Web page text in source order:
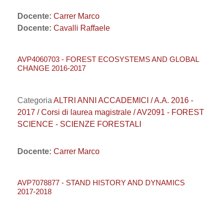
Docente: Carrer Marco
Docente: Cavalli Raffaele
AVP4060703 - FOREST ECOSYSTEMS AND GLOBAL
CHANGE 2016-2017
Categoria ALTRI ANNI ACCADEMICI / A.A. 2016 -
2017 / Corsi di laurea magistrale / AV2091 - FOREST
SCIENCE - SCIENZE FORESTALI
Docente: Carrer Marco
AVP7078877 - STAND HISTORY AND DYNAMICS
2017-2018